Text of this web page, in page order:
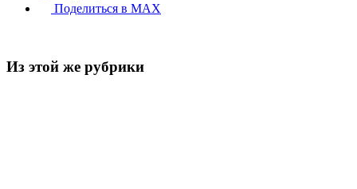
Поделиться в MAX
Из этой же рубрики